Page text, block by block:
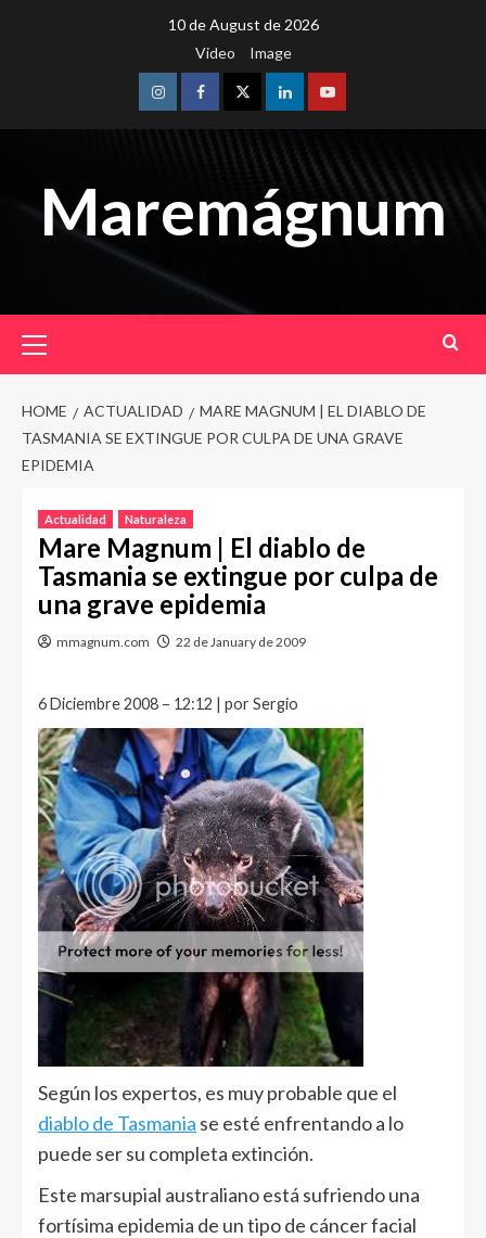
10 de August de 2026
Video
Image
InstagramFacebookTwitterLinkedinYoutube
Maremágnum
Menu
HOME ACTUALIDAD
MARE MAGNUM | EL DIABLO DE
TASMANIA SE EXTINGUE POR CULPA DE UNA GRAVE
EPIDEMIA
Actualidad Naturaleza
Mare Magnum | El diablo de
Tasmania se extingue por culpa de
una grave epidemia
mmagnum.com 22 de January de 2009
6 Diciembre 2008 – 12:12 | por Sergio
Según los expertos, es muy probable que el
diablo de Tasmania se esté enfrentando a lo
puede ser su completa extinción.
Este marsupial australiano está sufriendo una
fortísima epidemia de un tipo de cáncer facial